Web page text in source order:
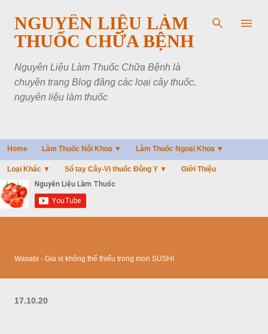
Chuyển đến nội dung chính
NGUYÊN LIỆU LÀM
THUỐC CHỮA BỆNH
Nguyên Liệu Làm Thuốc Chữa Bệnh là
chuyên trang Blog đăng các loại cây thuốc,
nguyên liệu làm thuốc
Home Làm Thuốc Nội Khoa ▼ Làm Thuốc Ngoại Khoa ▼
Loại Khác ▼ Sổ tay Cây-Vị thuốc Đông Y ▼ Giới Thiệu
Wasabi - Gia vị không thể thiếu trong món SUSHI
17.10.20